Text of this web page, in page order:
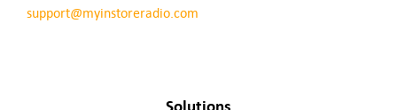
support@myinstoreradio.com